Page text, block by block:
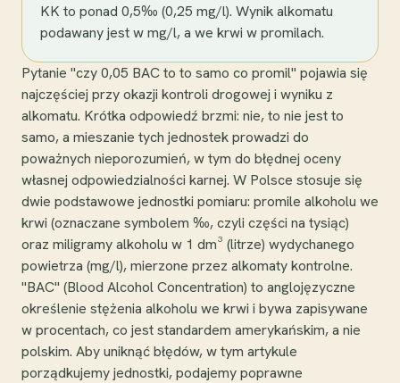
KK to ponad 0,5‰ (0,25 mg/l). Wynik alkomatu
podawany jest w mg/l, a we krwi w promilach.
Pytanie "czy 0,05 BAC to to samo co promil" pojawia się
najczęściej przy okazji kontroli drogowej i wyniku z
alkomatu. Krótka odpowiedź brzmi: nie, to nie jest to
samo, a mieszanie tych jednostek prowadzi do
poważnych nieporozumień, w tym do błędnej oceny
własnej odpowiedzialności karnej. W Polsce stosuje się
dwie podstawowe jednostki pomiaru: promile alkoholu we
krwi (oznaczane symbolem ‰, czyli części na tysiąc)
oraz miligramy alkoholu w 1 dm³ (litrze) wydychanego
powietrza (mg/l), mierzone przez alkomaty kontrolne.
"BAC" (Blood Alcohol Concentration) to anglojęzyczne
określenie stężenia alkoholu we krwi i bywa zapisywane
w procentach, co jest standardem amerykańskim, a nie
polskim. Aby uniknąć błędów, w tym artykule
porządkujemy jednostki, podajemy poprawne